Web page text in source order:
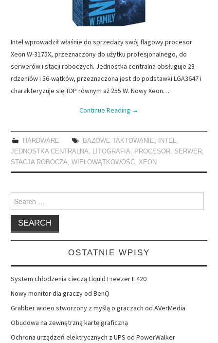
Intel wprowadził właśnie do sprzedaży swój flagowy procesor
Xeon W-3175X, przeznaczony do użytku profesjonalnego, do
serwerów i stacji roboczych. Jednostka centralna obsługuje 28-
rdzeniów i 56-wątków, przeznaczona jest do podstawki LGA3647 i
charakteryzuje się TDP równym aż 255 W. Nowy Xeon…
Continue Reading →
HARDWARE BAZOWE TAKTOWANIE, INTEL,
JEDNOSTKA CENTRALNA, LITOGRAFIA, PROCESOR, SERWER,
STACJA ROBOCZA,WIELOWĄTKOWOŚĆ,XEON
Search
for:
OSTATNIE WPISY
System chłodzenia cieczą Liquid Freezer II 420
Nowy monitor dla graczy od BenQ
Grabber wideo stworzony z myślą o graczach od AVerMedia
Obudowa na zewnętrzną kartę graficzną
Ochrona urządzeń elektrycznych z UPS od PowerWalker